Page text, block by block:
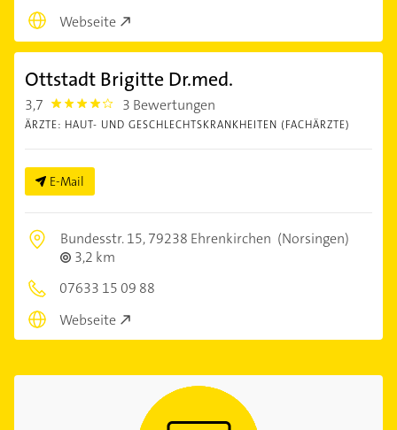
Webseite
Ottstadt Brigitte Dr.med.
3,7 3.7 3 Bewertungen
ÄRZTE: HAUT- UND GESCHLECHTSKRANKHEITEN (FACHÄRZTE)
E-Mail
Bundesstr. 15,79238 Ehrenkirchen (Norsingen)
3,2 km
07633 15 09 88
Webseite